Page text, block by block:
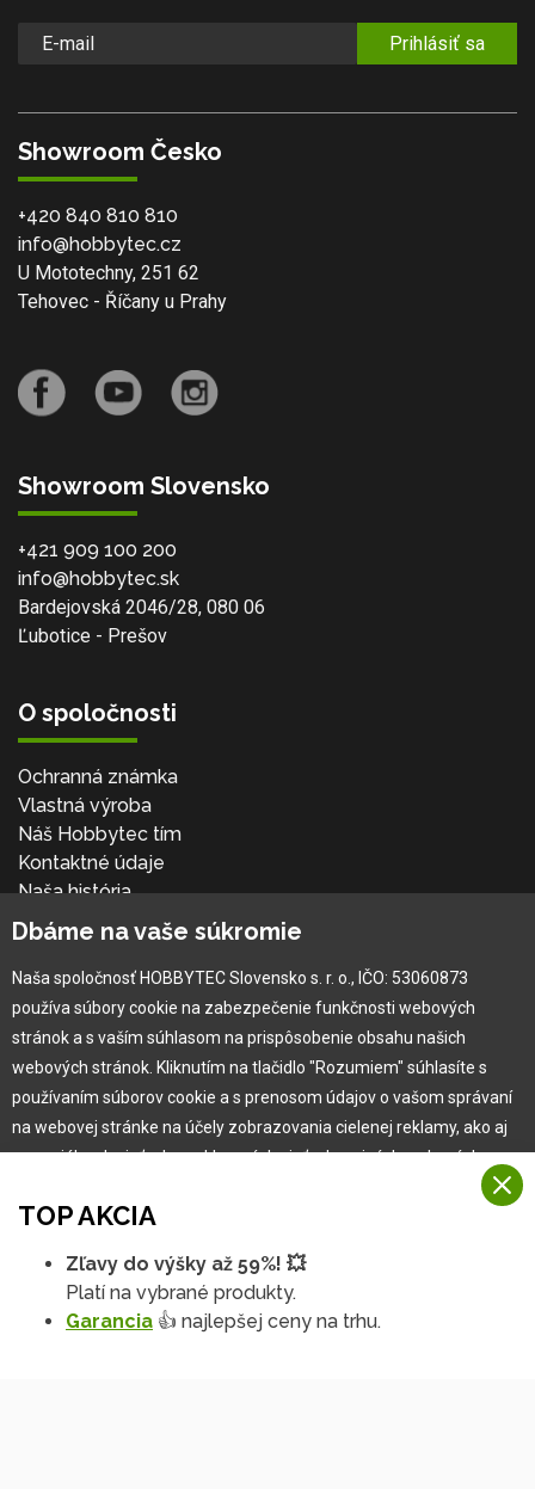
Prihlásiť sa
Showroom Česko
+420 840 810 810
info@hobbytec.cz
U Mototechny, 251 62
Tehovec - Říčany u Prahy
Showroom Slovensko
+421 909 100 200
info@hobbytec.sk
Bardejovská 2046/28, 080 06
Ľubotice - Prešov
O spoločnosti
Ochranná známka
Vlastná výroba
Náš Hobbytec tím
Kontaktné údaje
Naša história
Kariéra
Pre zákazníka
Garancia najlepšej ceny
Užívateľský manuál
Obchodné podmienky
Zákazník & partner
Novinky
TOP AKCIA
Zľavy do výšky až 59%! 💥
Platí na vybrané produkty.
Garancia 👍 najlepšej ceny na trhu.
Dbáme na vaše súkromie
Naša spoločnosť HOBBYTEC Slovensko s. r. o., IČO: 53060873
používa súbory cookie na zabezpečenie funkčnosti webových
stránok a s vaším súhlasom na prispôsobenie obsahu našich
webových stránok. Kliknutím na tlačidlo "Rozumiem" súhlasíte s
používaním súborov cookie a s prenosom údajov o vašom správaní
na webovej stránke na účely zobrazovania cielenej reklamy, ako aj
na sociálnych sieťach a reklamných sieťach na iných webových
Viac informácií
Na našich webových stránkach používame niekoľko kategórií
Rozumiem